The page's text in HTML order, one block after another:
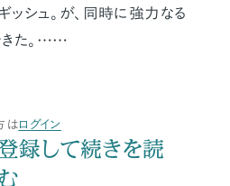
ッシュ。が、同時に強力なる
きた。……
はログイン
録して続きを読